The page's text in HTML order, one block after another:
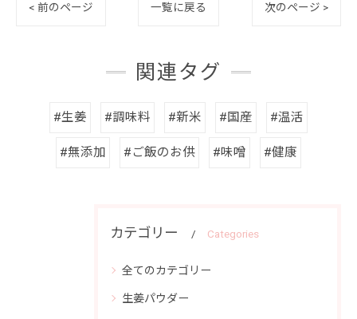
< 前のページ 一覧に戻る 次のページ >
関連タグ
#生姜 #調味料 #新米 #国産 #温活
#無添加 #ご飯のお供 #味噌 #健康
カテゴリー Categories
全てのカテゴリー
生姜パウダー